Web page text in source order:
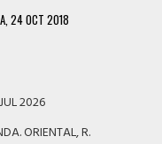
24 OCT 2018
2026
ORIENTAL, R.